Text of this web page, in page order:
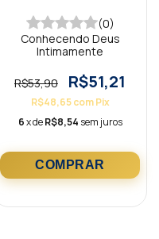
(0)
Conhecendo Deus
Intimamente
R$53,90 R$51,21
R$48,65com Pix
6x deR$8,54 sem juros